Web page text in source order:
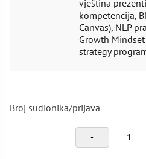
vještina
kompetencija,
Canvas), NLP
Growth
strategy
Broj sudionika/prijava